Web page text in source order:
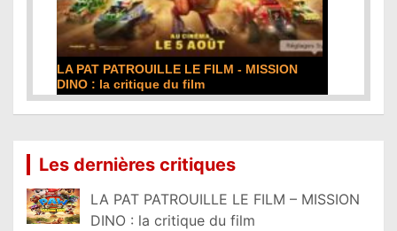
DE LA COMÉDIE-FRANÇAISE : la critique du
film
Les dernières critiques
LA PAT PATROUILLE LE FILM – MISSION
DINO : la critique du film